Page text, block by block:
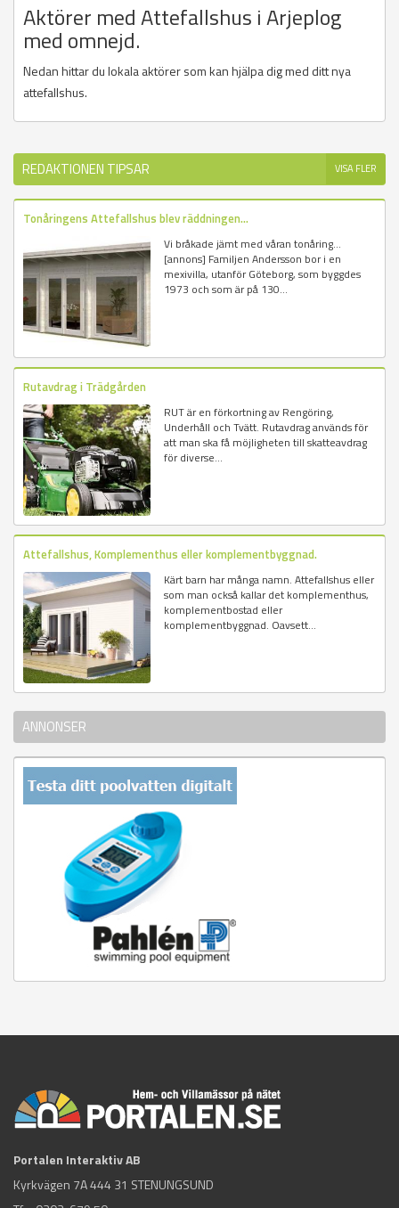
Aktörer med Attefallshus i Arjeplog
med omnejd.
Nedan hittar du lokala aktörer som kan hjälpa dig med ditt nya
attefallshus.
REDAKTIONEN TIPSAR VISA FLER
Tonåringens Attefallshus blev räddningen...
Vi bråkade jämt med våran tonåring...
[annons] Familjen Andersson bor i en
mexivilla, utanför Göteborg, som byggdes
1973 och som är på 130...
Rutavdrag i Trädgården
RUT är en förkortning av Rengöring,
Underhåll och Tvätt. Rutavdrag används för
att man ska få möjligheten till skatteavdrag
för diverse...
Attefallshus, Komplementhus eller komplementbyggnad.
Kärt barn har många namn. Attefallshus eller
som man också kallar det komplementhus,
komplementbostad eller
komplementbyggnad. Oavsett...
ANNONSER
Portalen Interaktiv AB
Kyrkvägen 7A 444 31 STENUNGSUND